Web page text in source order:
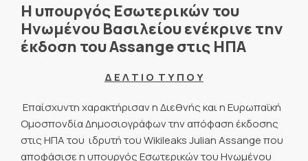
Η υπουργός Εσωτερικών του
Ηνωμένου Βασιλείου ενέκρινε την
έκδοση του Assange στις ΗΠΑ
Δ Ε Λ Τ Ι Ο Τ Υ Π Ο Υ
Επαίσχυντη χαρακτήρισαν η Διεθνής και η Ευρωπαϊκή
Ομοσπονδία Δημοσιογράφων την απόφαση έκδοσης
στις ΗΠΑ του ιδρυτή του Wikileaks Julian Assange που
αποφάσισε η υπουργός Εσωτερικών του Ηνωμένου